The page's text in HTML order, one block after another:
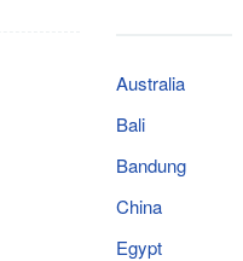
Australia
Bali
Bandung
China
Egypt